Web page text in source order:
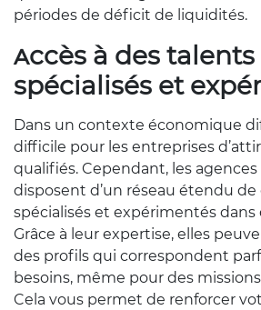
périodes de déficit de liquidités.
Accès à des talents
spécialisés et
Dans un contexte économique
difficile pour les entreprises
qualifiés. Cependant, les agences
disposent d’un réseau étendu
spécialisés et expérimentés dans
Grâce à leur expertise, elles
des profils qui correspondent
besoins, même pour des
Cela vous permet de renforcer